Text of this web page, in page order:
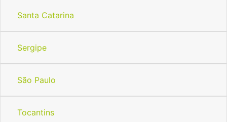
Santa Catarina
Sergipe
São Paulo
Tocantins